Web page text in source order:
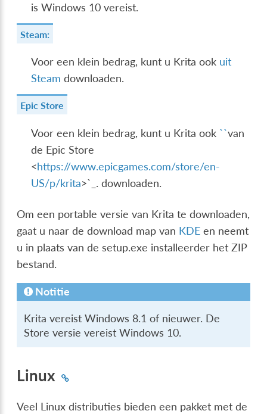
is Windows 10 vereist.
Steam:
Voor een klein bedrag, kunt u Krita ook uit
Steam downloaden.
Epic Store
Voor een klein bedrag, kunt u Krita ook ``van
de Epic Store
<https://www.epicgames.com/store/en-
US/p/krita>`_. downloaden.
Om een portable versie van Krita te downloaden,
gaat u naar de download map van KDE en neemt
u in plaats van de setup.exe installeerder het ZIP
bestand.
Notitie
Krita vereist Windows 8.1 of nieuwer. De
Store versie vereist Windows 10.
Linux
Veel Linux distributies bieden een pakket met de